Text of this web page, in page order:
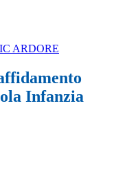
ARDORE
Infanzia